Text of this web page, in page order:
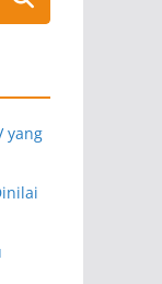
yang